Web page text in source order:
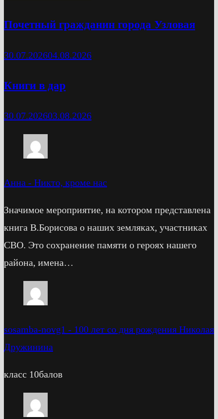
Почетный гражданин города Узловая
30.07.202604.08.2026
Книги в дар
30.07.202603.08.2026
Анна - Никто, кроме нас
Значимое мероприятие, на котором представлена
книга В.Борисова о наших земляках, участниках
СВО. Это сохранение памяти о героях нашего
района, имена…
sosamba-novg1 - 100 лет со дня рождения Николая
Дружинина
класс 10балов